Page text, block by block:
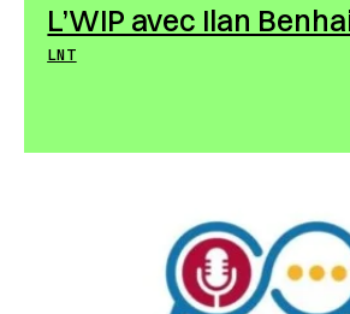
L’WIP avec Ilan
LNT